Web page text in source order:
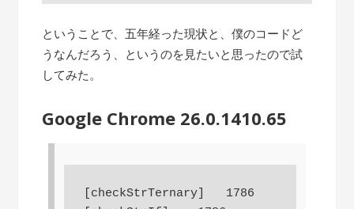
ということで、五年経った現状と、僕のコードど
うなんだろう、というのを見たいと思ったので試
してみた。
Google Chrome 26.0.1410.65
[checkStrTernary]   1786